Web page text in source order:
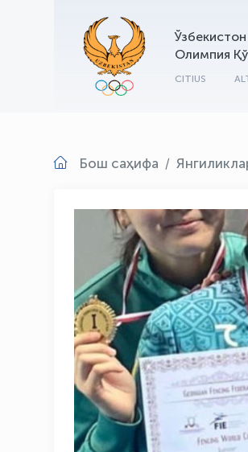
Олимпия
CITIUS
Бош саҳифа